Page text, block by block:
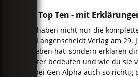
Die Top Ten - mit
Wir haben nicht nur die
der Langenscheidt Verlag am 29.
gegeben hat, sondern erklären
Wörter bedeuten und wie du sie
du bei Gen Alpha auch so richtig